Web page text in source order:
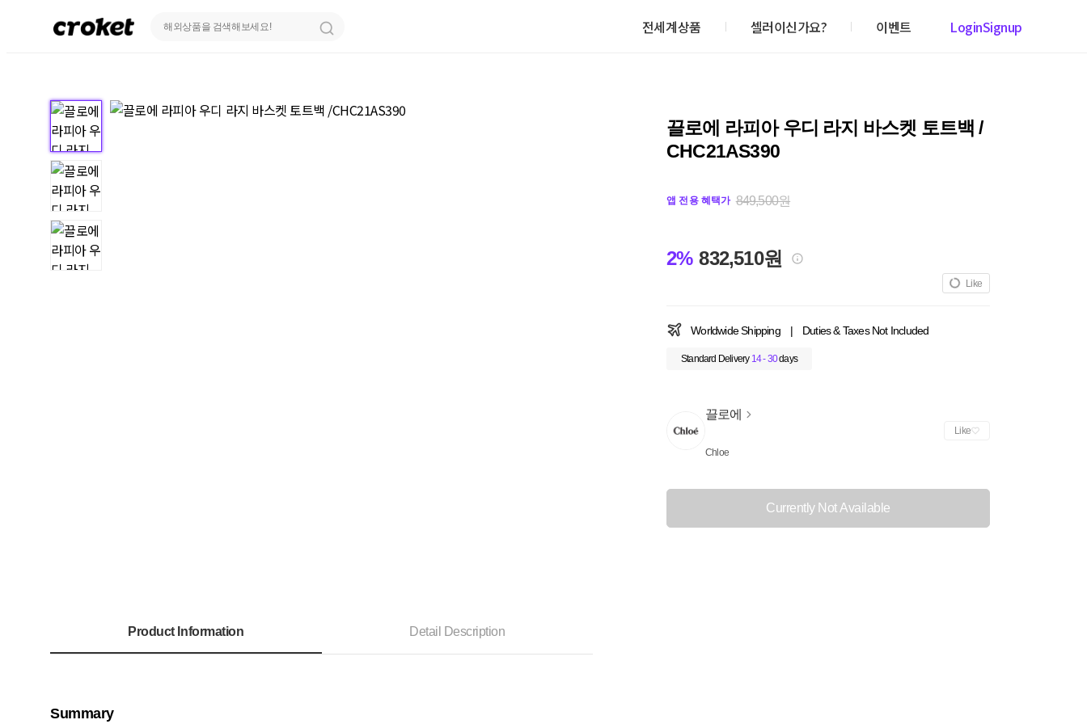
전세계상품 셀러이신가요? 이벤트 LoginSignup
끌로에 라피아 우디 라지 바스켓 토트백 /
CHC21AS390
앱 전용 혜택가 849,500원
2% 832,510원
Like
Worldwide Shipping | Duties & Taxes Not Included
Standard Delivery 14 - 30days
끌로에
Chloe
Like
Currently Not Available
Product Information Detail Description
Summary